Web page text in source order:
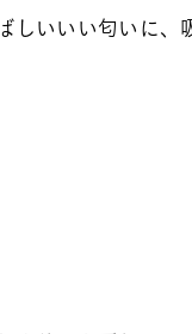
しいいい匂いに